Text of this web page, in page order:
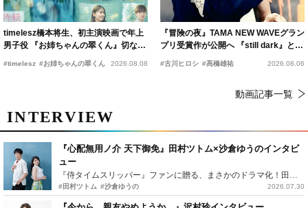
timelesz橋本将生、初主演映画で年上
男子役 『お姉ちゃんの翠くん』切ない
恋の幕開けを予感
#timelesz #お姉ちゃんの翠くん 2026.08.08
『冒険の夜』TAMA NEW WAVEグラン
プリ受賞作が公開へ 『still dark』と同
時上映決定
#古川ヒロシ #髙橋雄祐 2026.08.06
動画記事一覧
INTERVIEW
『心配無用ノ介 天下御免』田村ツトム×沙倉ゆうのインタビ
ュー
#田村ツトム #沙倉ゆうの 2026.07.30